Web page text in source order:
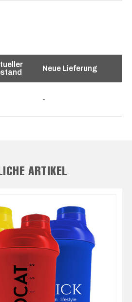
Neue Lieferung
-
ARTIKEL